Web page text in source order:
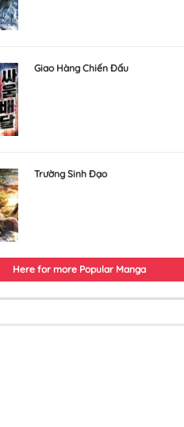
Giao Hàng Chiến Đấu
Trường Sinh Đạo
Here for more Popular Manga